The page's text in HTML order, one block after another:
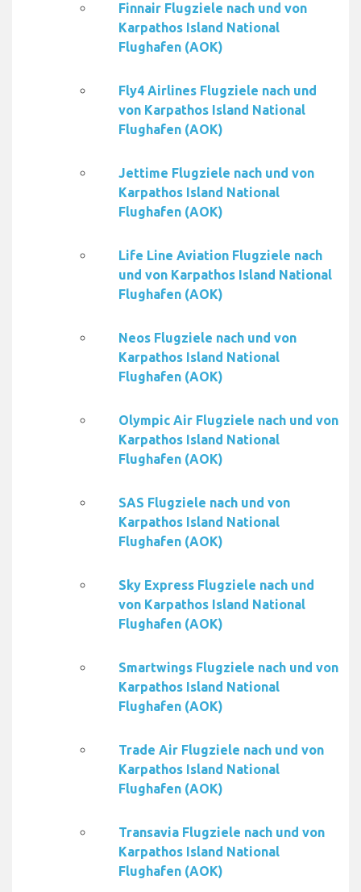
Finnair Flugziele nach und von
Karpathos Island National
Flughafen (AOK)
Fly4 Airlines Flugziele nach und
von Karpathos Island National
Flughafen (AOK)
Jettime Flugziele nach und von
Karpathos Island National
Flughafen (AOK)
Life Line Aviation Flugziele nach
und von Karpathos Island National
Flughafen (AOK)
Neos Flugziele nach und von
Karpathos Island National
Flughafen (AOK)
Olympic Air Flugziele nach und von
Karpathos Island National
Flughafen (AOK)
SAS Flugziele nach und von
Karpathos Island National
Flughafen (AOK)
Sky Express Flugziele nach und
von Karpathos Island National
Flughafen (AOK)
Smartwings Flugziele nach und von
Karpathos Island National
Flughafen (AOK)
Trade Air Flugziele nach und von
Karpathos Island National
Flughafen (AOK)
Transavia Flugziele nach und von
Karpathos Island National
Flughafen (AOK)